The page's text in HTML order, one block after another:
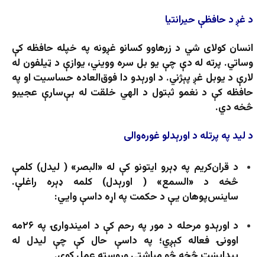
د غږ د حافظې حیرانتیا
انسان کولای شي د زرهاوو کسانو غږونه په خپله حافظه کې
وساتي. پرته له دې چې یو بل سره وویني، یوازې د ټیلفون له
لارې د یوبل غږ پېژني. د اورېدو دا فوق‌العاده حساسیت او په
حافظه کې د نغمو ثبتول د الهي خلقت له بې‌سارې عجیبو
څخه دي.
د لید په پرتله د اورېدلو غوره‌والی
د قران‌کریم په ډېرو ایتونو کې له «البصر» ( لیدل) کلمې
څخه د «السمع» ( اورېدل) کلمه ډېره راغلې.
ساینس‌پوهان یې د حکمت په اړه داسې وايي:
د اورېدو مرحله د مور په رحم کې د امیندوارۍ په ۲۶مه
اوونۍ فعاله کېږي؛ په داسې حال کې چې لیدل له